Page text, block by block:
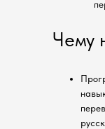
Чему